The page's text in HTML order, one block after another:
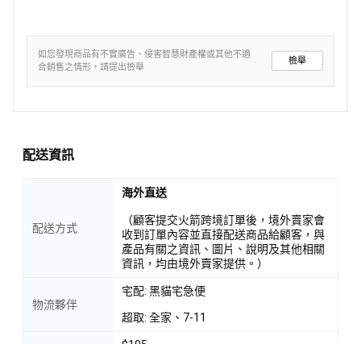
如您發現商品有不實廣告、侵害智慧財產權或其他不適
合銷售之情形，請提出檢舉
檢舉
配送資訊
配送方式
海外直送
（顧客提交火箭跨境訂單後，境外賣家會
收到訂單內容並直接配送商品給顧客，與
產品有關之資訊、圖片、說明及其他相關
資訊，均由境外賣家提供。）
物流夥伴
宅配: 黑貓宅急便
超取: 全家、7-11